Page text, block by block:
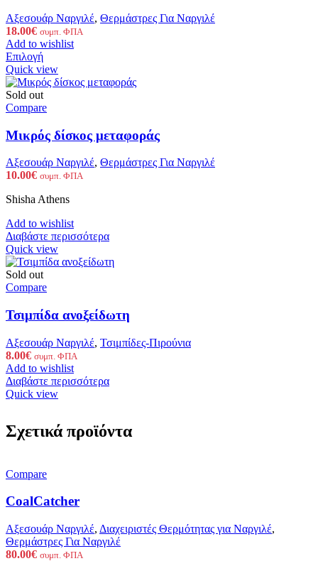
Αξεσουάρ Ναργιλέ, Θερμάστρες Για Ναργιλέ
18.00€ συμπ. ΦΠΑ
Add to wishlist
ΕπιλογήΑυτό
το
προϊόν
έχει
πολλαπλές
Οι
επιλογές
μπορούν
να
επιλεγούν
στη
του
προϊόντος
Quick view
Sold out
Compare
Μικρός δίσκος μεταφοράς
Αξεσουάρ Ναργιλέ, Θερμάστρες Για Ναργιλέ
10.00€ συμπ. ΦΠΑ
Shisha Athens
Add to wishlist
Διαβάστε περισσότερα
Quick view
Sold out
Compare
Τσιμπίδα ανοξείδωτη
Αξεσουάρ Ναργιλέ, Τσιμπίδες-Πιρούνια
8.00€ συμπ. ΦΠΑ
Add to wishlist
Διαβάστε περισσότερα
Quick view
Σχετικά προϊόντα
Compare
CoalCatcher
Αξεσουάρ Ναργιλέ, Διαχειριστές Θερμότητας για Ναργιλέ,
Θερμάστρες Για Ναργιλέ
80.00€ συμπ. ΦΠΑ